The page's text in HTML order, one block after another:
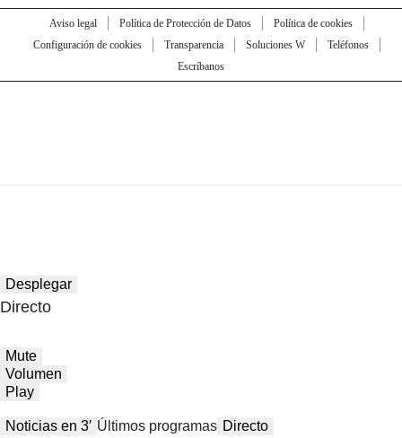
Aviso legal Política de Protección de Datos
Política de cookies
Configuración de cookies
Transparencia Soluciones W
Teléfonos
Escríbanos
Desplegar
Directo
Mute
Volumen
Play
Noticias en 3′ Últimos programas Directo